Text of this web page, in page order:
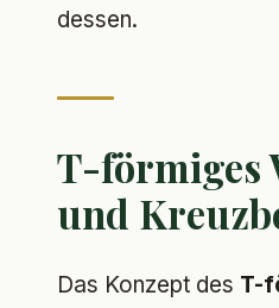
dessen.
T-förmiges
und
Das Konzept des T-